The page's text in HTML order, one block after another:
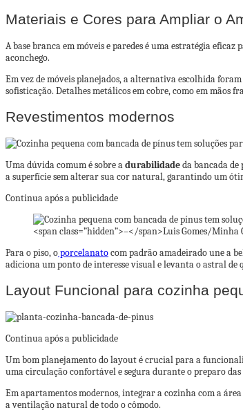
Materiais e Cores para Ampliar o
A base branca em móveis e paredes é uma estratégia
aconchego.
Em vez de móveis planejados, a alternativa escolhida foram
sofisticação. Detalhes metálicos em cobre, como em mãos
Revestimentos modernos
Uma dúvida comum é sobre adurabilidadeda bancada
a superfície sem alterar sua cor natural, garantindo um
Continua após a publicidade
<span class=”hidden”>–</span>Luis Gomes/Minha
Para o piso, oporcelanatocom padrão amadeirado une a
adiciona um ponto de interesse visual e levanta o astral de
Layout Funcional para cozinha
Continua após a publicidade
Um bom planejamento do layout é crucial para a
uma circulação confortável e segura durante o preparo das
Em apartamentos modernos, integrar a cozinha com a
a ventilação natural de todo o cômodo.